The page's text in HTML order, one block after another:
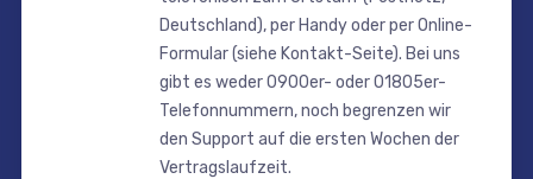
Deutschland), per Handy oder per Online-
Formular (siehe Kontakt-Seite). Bei uns
gibt es weder 0900er- oder 01805er-
Telefonnummern, noch begrenzen wir
den Support auf die ersten Wochen der
Vertragslaufzeit.